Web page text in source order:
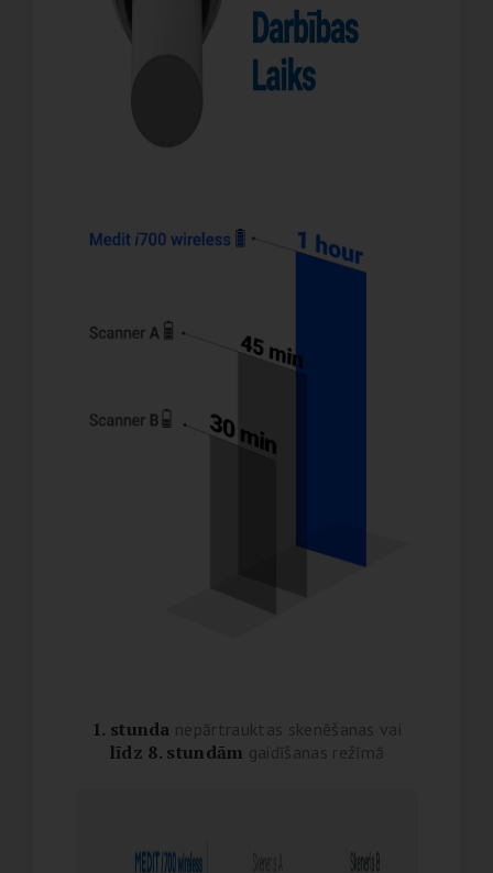
1. stunda nepārtrauktas skenēšanas vai
līdz 8. stundām gaidīšanas režīmā